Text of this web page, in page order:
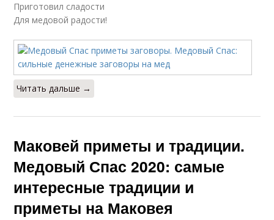
Приготовил сладости
Для медовой радости!
Читать дальше →
Маковей приметы и традиции.
Медовый Спас 2020: самые
интересные традиции и
приметы на Маковея